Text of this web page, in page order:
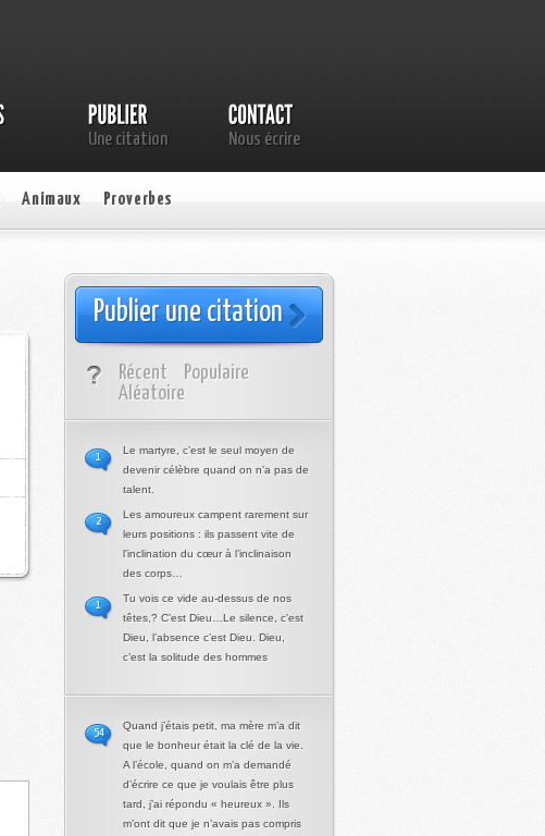
Une citation Nous écrire
Animaux Proverbes
Publier une citation
Récent
Populaire
Aléatoire
Le martyre, c’est le seul moyen de
devenir célèbre quand on n’a pas de
talent.
1
Les amoureux campent rarement sur
leurs positions : ils passent vite de
l’inclination du cœur à l’inclinaison
des corps…
2
Tu vois ce vide au-dessus de nos
têtes,? C’est Dieu…Le silence, c’est
Dieu, l’absence c’est Dieu. Dieu,
c’est la solitude des hommes
1
Quand j’étais petit, ma mère m’a dit
que le bonheur était la clé de la vie.
A l’école, quand on m’a demandé
d’écrire ce que je voulais être plus
tard, j’ai répondu « heureux ». Ils
m’ont dit que je n’avais pas compris
54